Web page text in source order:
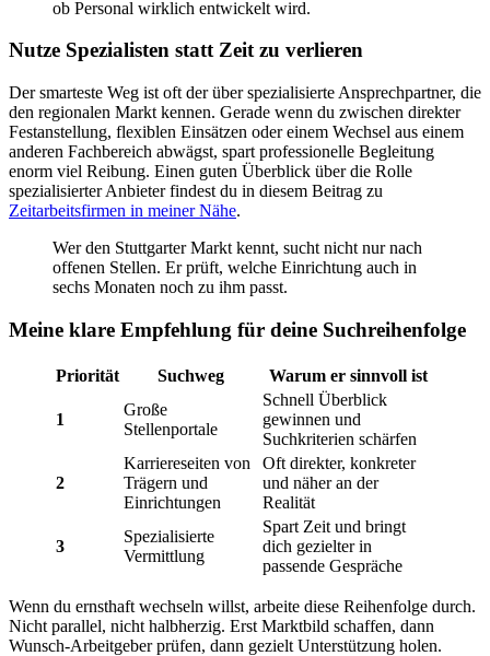
ob Personal wirklich entwickelt wird.
Nutze Spezialisten statt Zeit zu verlieren
Der smarteste Weg ist oft der über spezialisierte Ansprechpartner, die
den regionalen Markt kennen. Gerade wenn du zwischen direkter
Festanstellung, flexiblen Einsätzen oder einem Wechsel aus einem
anderen Fachbereich abwägst, spart professionelle Begleitung
enorm viel Reibung. Einen guten Überblick über die Rolle
spezialisierter Anbieter findest du in diesem Beitrag zu
Zeitarbeitsfirmen in meiner Nähe.
Wer den Stuttgarter Markt kennt, sucht nicht nur nach
offenen Stellen. Er prüft, welche Einrichtung auch in
sechs Monaten noch zu ihm passt.
Meine klare Empfehlung für deine Suchreihenfolge
Priorität Suchweg Warum er sinnvoll ist
1
Große
Stellenportale
Schnell Überblick
gewinnen und
Suchkriterien schärfen
2
Karriereseiten von
Trägern und
Einrichtungen
Oft direkter, konkreter
und näher an der
Realität
3
Spezialisierte
Vermittlung
Spart Zeit und bringt
dich gezielter in
passende Gespräche
Wenn du ernsthaft wechseln willst, arbeite diese Reihenfolge durch.
Nicht parallel, nicht halbherzig. Erst Marktbild schaffen, dann
Wunsch-Arbeitgeber prüfen, dann gezielt Unterstützung holen.